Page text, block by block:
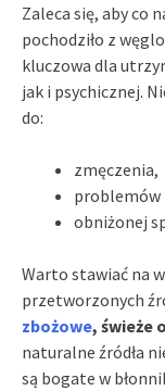
Zaleca się, aby co
pochodziło z
kluczowa dla
jak i psychicznej.
do:
zmęczenia,
problemów
obniżonej
Warto stawiać na
przetworzonych
zbożowe, świeże
naturalne źródła
są bogate w